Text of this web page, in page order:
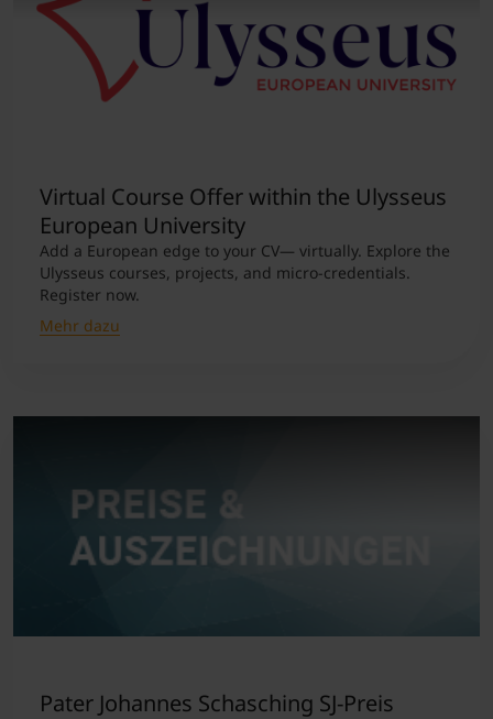
Virtual Course Offer within the Ulysseus
European University
Add a European edge to your CV— virtually. Explore the
Ulysseus courses, projects, and micro-credentials.
Register now.
Mehr dazu
Pater Johannes Schasching SJ-Preis